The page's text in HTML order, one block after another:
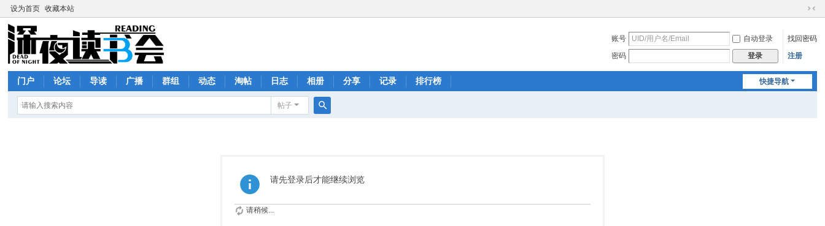
设为首页 收藏本站
切
到
账号 自动登录
找回密码
密码
登录 注册
快捷导航
门户 论坛 导读 广播 群组 动态 淘帖 日志 相册 分享 记录 排行榜
帖子
请先登录后才能继续浏览
请稍候...